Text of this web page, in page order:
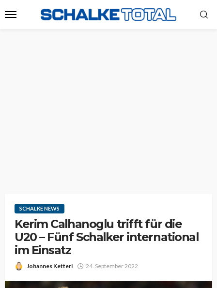
SCHALKE NEWS
Kerim Calhanoglu trifft für die
U20 – Fünf Schalker international
im Einsatz
Johannes Ketterl 24. September 2022